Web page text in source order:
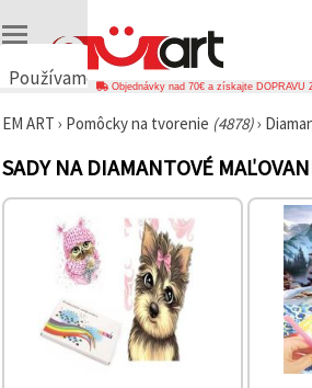
Používame
🍪
cookies a
technológie,
zabezpečili
fungovanie
zlepšili váš
používateľský
Objednávky nad 70€ a získajte DOPRAVU
EM ART › Pomôcky na tvorenie (4878)›
SADY NA DIAMANTOVÉ